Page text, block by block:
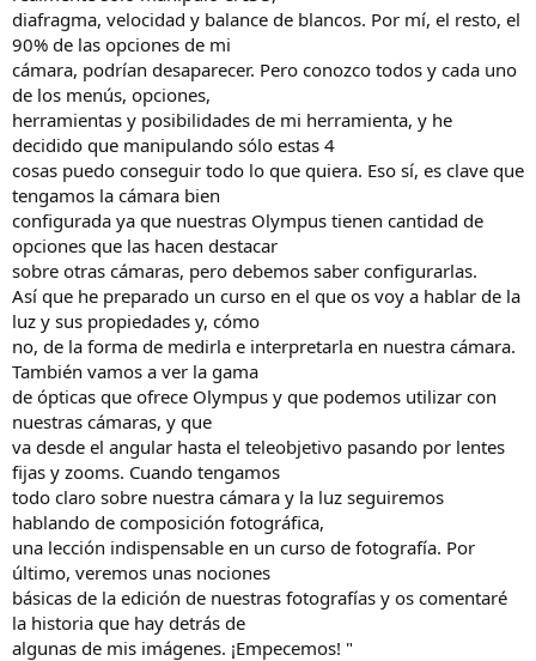
diafragma, velocidad y balance de blancos. Por mí, el resto, el
90% de las opciones de mi
cámara, podrían desaparecer. Pero conozco todos y cada uno
de los menús, opciones,
herramientas y posibilidades de mi herramienta, y he
decidido que manipulando sólo estas 4
cosas puedo conseguir todo lo que quiera. Eso sí, es clave que
tengamos la cámara bien
configurada ya que nuestras Olympus tienen cantidad de
opciones que las hacen destacar
sobre otras cámaras, pero debemos saber configurarlas.
Así que he preparado un curso en el que os voy a hablar de la
luz y sus propiedades y, cómo
no, de la forma de medirla e interpretarla en nuestra cámara.
También vamos a ver la gama
de ópticas que ofrece Olympus y que podemos utilizar con
nuestras cámaras, y que
va desde el angular hasta el teleobjetivo pasando por lentes
fijas y zooms. Cuando tengamos
todo claro sobre nuestra cámara y la luz seguiremos
hablando de composición fotográfica,
una lección indispensable en un curso de fotografía. Por
último, veremos unas nociones
básicas de la edición de nuestras fotografías y os comentaré
la historia que hay detrás de
algunas de mis imágenes. ¡Empecemos! "